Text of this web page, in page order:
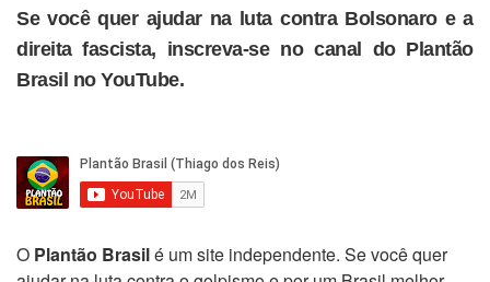
Se você quer ajudar na luta contra Bolsonaro e a
direita fascista, inscreva-se no canal do Plantão
Brasil no YouTube.
O Plantão Brasilé um site independente. Se você quer